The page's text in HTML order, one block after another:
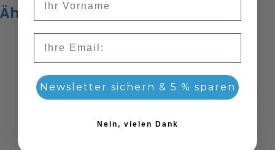
Ähnliche Produkte
Newsletter sichern & 5 % sparen
Nein, vielen Dank